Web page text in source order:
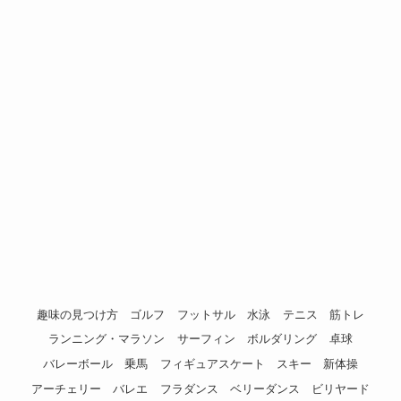
趣味の見つけ方 ゴルフ フットサル 水泳 テニス
筋トレ
ランニング・マラソン
サーフィン ボルダリング
卓球
バレーボール
乗馬 フィギュアスケート スキー
新体操
アーチェリー
バレエ フラダンス ベリーダンス ビリヤード